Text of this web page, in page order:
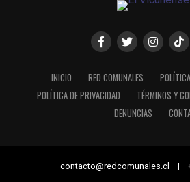
INICIO RED COMUNALES
POLÍTICA DE PRIVACIDAD
TÉRMINOS Y
DENUNCIAS
contacto@redcomunales.cl |